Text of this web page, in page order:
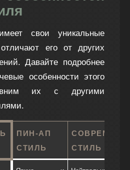
свои уникальные
его от других
Давайте подробнее
особенности этого
их с другими
ПИН-АП
СТИЛЬ
СТИЛЬ